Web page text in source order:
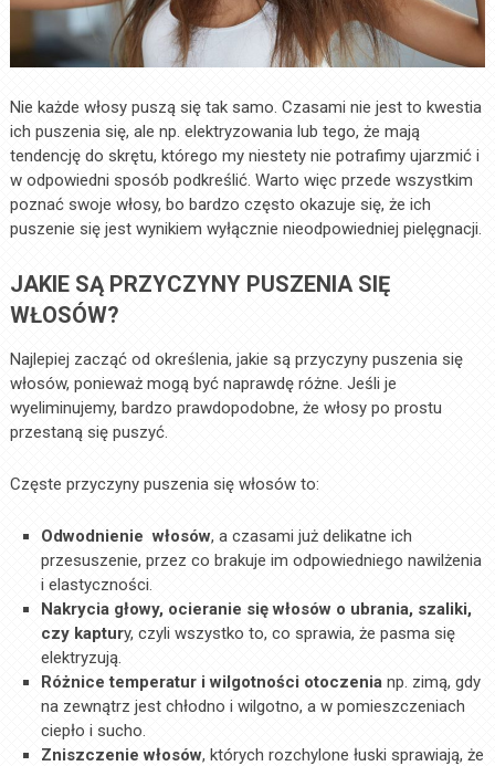
Nie każde włosy puszą się tak samo. Czasami nie jest to kwestia
ich puszenia się, ale np. elektryzowania lub tego, że mają
tendencję do skrętu, którego my niestety nie potrafimy ujarzmić i
w odpowiedni sposób podkreślić. Warto więc przede wszystkim
poznać swoje włosy, bo bardzo często okazuje się, że ich
puszenie się jest wynikiem wyłącznie nieodpowiedniej pielęgnacji.
JAKIE SĄ PRZYCZYNY PUSZENIA SIĘ
WŁOSÓW?
Najlepiej zacząć od określenia, jakie są przyczyny puszenia się
włosów, ponieważ mogą być naprawdę różne. Jeśli je
wyeliminujemy, bardzo prawdopodobne, że włosy po prostu
przestaną się puszyć.
Częste przyczyny puszenia się włosów to:
Odwodnienie włosów, a czasami już delikatne ich
przesuszenie, przez co brakuje im odpowiedniego nawilżenia
i elastyczności.
Nakrycia głowy, ocieranie się włosów o ubrania, szaliki,
czy kaptury, czyli wszystko to, co sprawia, że pasma się
elektryzują.
Różnice temperatur i wilgotności otoczenia np. zimą, gdy
na zewnątrz jest chłodno i wilgotno, a w pomieszczeniach
ciepło i sucho.
Zniszczenie włosów, których rozchylone łuski sprawiają, że